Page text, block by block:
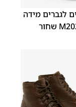
לגברים מידה